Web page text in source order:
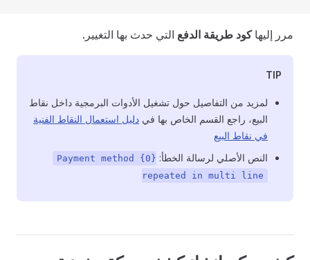
مرر إليهاكود طريقة الدفع التي حدث بها التغيير.
TIP
لمزيد من التفاصيل حول تشغيل الأدوات البرمجية داخل نقاط
البيع، راجع القسم الخاص بها في دليل استعمال النقاط الفنية
في نقاط البيع
النص الأصلي لرسالة الخطأ: Payment method {0}
repeated in multi line